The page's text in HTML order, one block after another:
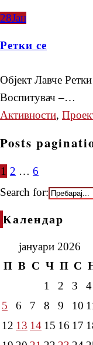
28Јан
Ретки се
Објект Лавче
Воспитувач –…
Активности,
Posts
1 2 … 6
Search for:
Календар
јануари 2026
П В С Ч П С
1
2 3
4
5
6 7 8 9 10
12 13 14 15 16 17